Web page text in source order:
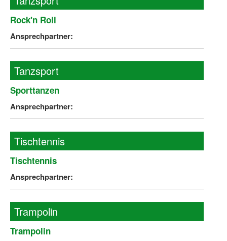
Rock'n Roll
Ansprechpartner:
Tanzsport
Sporttanzen
Ansprechpartner:
Tischtennis
Tischtennis
Ansprechpartner:
Trampolin
Trampolin